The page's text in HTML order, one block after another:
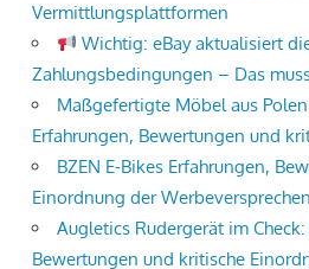
Vermittlungsplattformen
Wichtig: eBay aktualisiert
Zahlungsbedingungen – Das
Maßgefertigte Möbel aus
Erfahrungen, Bewertungen und
BZEN E-Bikes Erfahrungen,
Einordnung der Werbeversprechen
Augletics Rudergerät im
Bewertungen und kritische